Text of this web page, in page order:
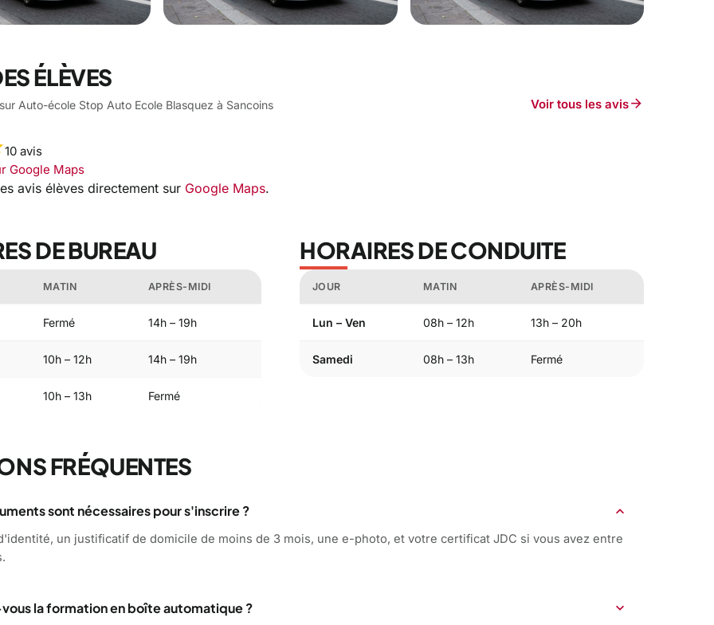
ÉLÈVES
Auto-école Stop Auto Ecole Blasquez à Sancoins Voir tous les avisarrow_forward
10 avis
Google Maps
avis élèves directement sur Google Maps.
DE BUREAU
MATIN APRÈS-MIDI
Fermé 14h – 19h
10h – 12h 14h – 19h
10h – 13h Fermé
HORAIRES DE CONDUITE
JOUR MATIN APRÈS-MIDI
Lun – Ven 08h – 12h 13h – 20h
Samedi 08h – 13h Fermé
FRÉQUENTES
sont nécessaires pour s'inscrire ? expand_more
un justificatif de domicile de moins de 3 mois, une e-photo, et votre certificat JDC si vous avez entre
la formation en boîte automatique ? expand_more